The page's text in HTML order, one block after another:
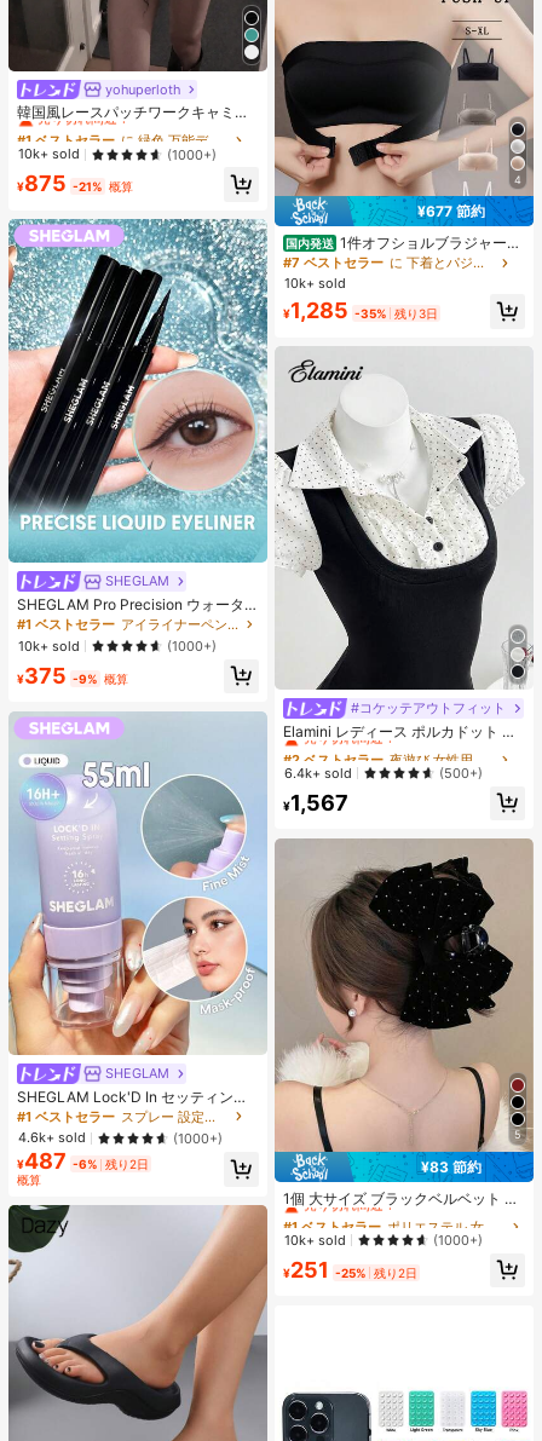
yohuperloth
韓国風レースパッチワークキャミソ
ールタンクトップ、Y2Kエステティ
ック、ストリートウェアカジュアル
サマー
#1 ベストセラー
売り切れ間近！
#1 ベストセラー
売り切れ間近！
#1 ベストセラー
売り切れ間近！
#1 ベストセラー
売り切れ間近！
10k+ sold (1000+)
¥875 -21% 概算
SHEGLAM
SHEGLAM Pro Precision ウォータ
ープルーフリキッドアイライナー-Bl
ack 女性と女の子のためのブランド
ビューティーコスメメイクアップ
#1 ベストセラー
アイライナーペンシル アイライナー
10k+ sold
(1000+)
¥375 -9% 概算
SHEGLAM
SHEGLAM Lock'D In セッティング
スプレー 女性と女の子のためのブラ
ンドビューティーコスメメイクアッ
プ
#1 ベストセラー
スプレー 設定スプレー
4.6k+ sold
(1000+)
¥487 -6% 残り2日
概算
4
¥677 節約
国内発送 1件オフショルブラジャー、
小胸用アップチューブトップ、 オフ
ショルインナー 、脇高 谷間メイク下
着、A/Bカップノンワイヤーぶらジ
ャー
#7 ベストセラー
に 下着とパジャマ
10k+ sold
¥1,285 -35% 残り3日
#コケッテアウトフィット
Elamini レディース ポルカドット パ
ッチワーク レーストリム 配色 ウエ
スト ショートスリーブ トップス 夏
用
#2 ベストセラー
夜遊び 女性用ブラウス
売り切れ間近！
#2 ベストセラー
売り切れ間近！
#2 ベストセラー
売り切れ間近！
#2 ベストセラー
売り切れ間近！
6.4k+ sold (500+)
¥1,567
5
¥83 節約
1個 大サイズ ブラックベルベット リ
ボン ヘアクリップ クリスタルライン
ストーン装飾付き、エレガントな二
重レイヤー フロック加工リボン レデ
ィース用
#1 ベストセラー
ポリエステル 女性のヘアアクセサリー
売り切れ間近！
#1 ベストセラー
売り切れ間近！
#1 ベストセラー
売り切れ間近！
#1 ベストセラー
売り切れ間近！
10k+ sold (1000+)
¥251 -25% 残り2日